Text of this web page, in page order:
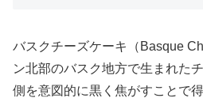
バスクチーズケーキ（Basque
ン北部のバスク地方で生まれた
側を意図的に黒く焦がすことで